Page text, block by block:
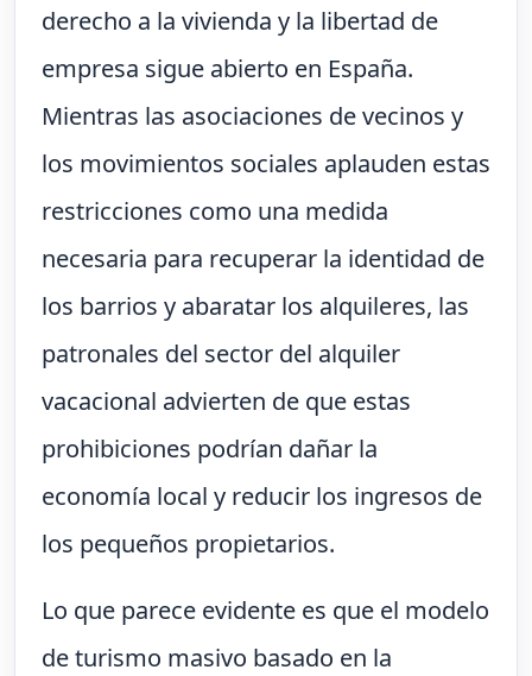
derecho a la vivienda y la libertad de
empresa sigue abierto en España.
Mientras las asociaciones de vecinos y
los movimientos sociales aplauden estas
restricciones como una medida
necesaria para recuperar la identidad de
los barrios y abaratar los alquileres, las
patronales del sector del alquiler
vacacional advierten de que estas
prohibiciones podrían dañar la
economía local y reducir los ingresos de
los pequeños propietarios.
Lo que parece evidente es que el modelo
de turismo masivo basado en la